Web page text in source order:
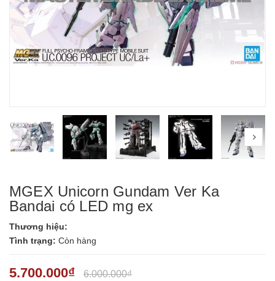
prev
MGEX Unicorn Gundam Ver Ka
Bandai có LED mg ex
Thương hiệu:
Tình trạng: Còn hàng
5.700.000₫ 6.000.000₫